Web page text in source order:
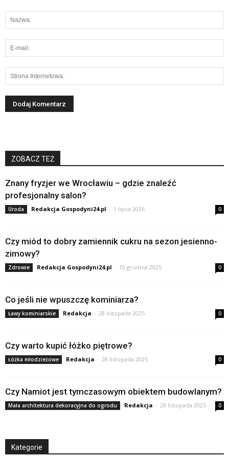
ZOBACZ TEŻ
Znany fryzjer we Wrocławiu – gdzie znaleźć
profesjonalny salon?
Uroda Redakcja Gospodyni24.pl - 1 lipca 2026 0
Czy miód to dobry zamiennik cukru na sezon jesienno-
zimowy?
Zdrowie Redakcja Gospodyni24.pl - 10 grudnia 2025 0
Co jeśli nie wpuszczę kominiarza?
Ławy kominiarskie Redakcja - 28 listopada 2025 0
Czy warto kupić łóżko piętrowe?
Łóżka młodzieżowe Redakcja - 28 listopada 2025 0
Czy Namiot jest tymczasowym obiektem budowlanym?
Mała architektura dekoracyjna do ogrodu Redakcja - 28 listopada 2025 0
Kategorie